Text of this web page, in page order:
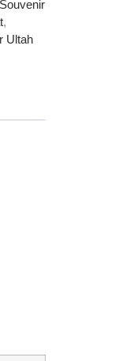
Souvenir
,
Ultah